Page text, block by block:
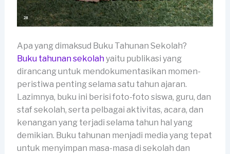
Apa yang dimaksud Buku Tahunan Sekolah?
Buku tahunan sekolahyaitu publikasi yang
dirancang untuk mendokumentasikan momen-
peristiwa penting selama satu tahun ajaran.
Lazimnya, buku ini berisi foto-foto siswa, guru, dan
staf sekolah, serta pelbagai aktivitas, acara, dan
kenangan yang terjadi selama tahun hal yang
demikian. Buku tahunan menjadi media yang tepat
untuk menyimpan masa-masa di sekolah dan